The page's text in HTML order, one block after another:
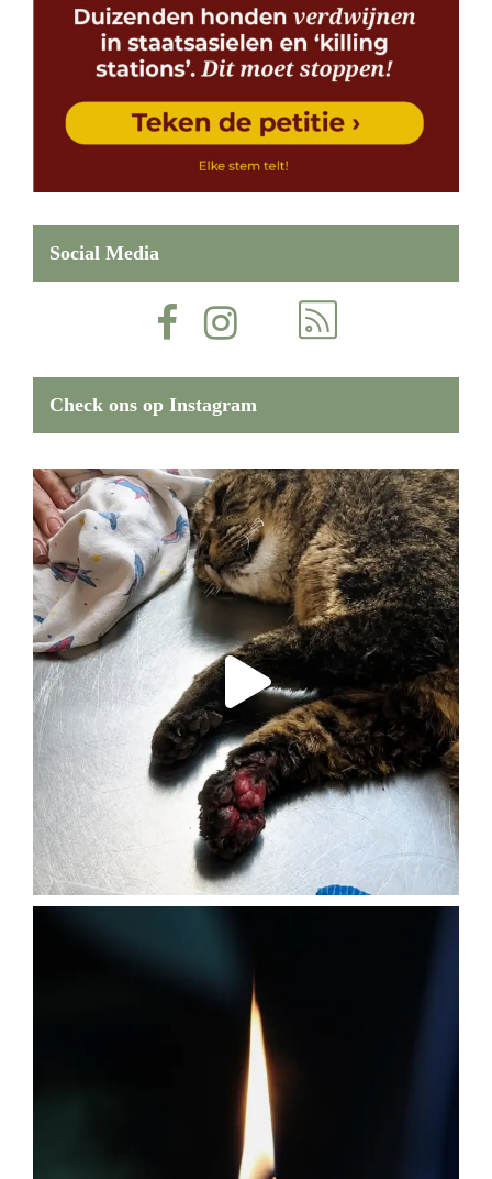
Social Media
Check ons op Instagram